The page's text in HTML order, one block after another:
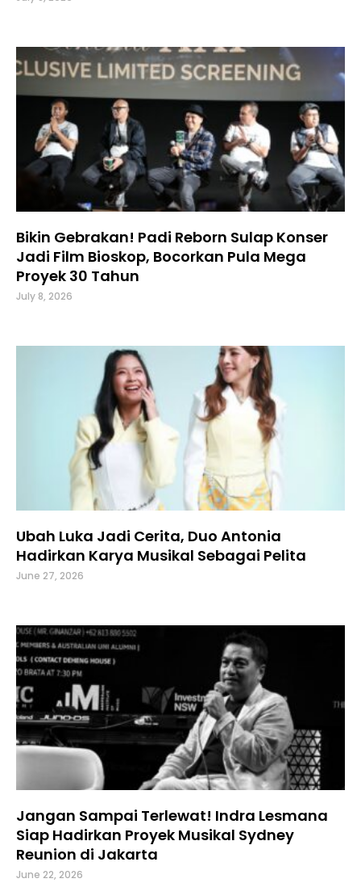
Bikin Gebrakan! Padi Reborn Sulap Konser
Jadi Film Bioskop, Bocorkan Pula Mega
Proyek 30 Tahun
July 8, 2026
Ubah Luka Jadi Cerita, Duo Antonia
Hadirkan Karya Musikal Sebagai Pelita
June 27, 2026
Jangan Sampai Terlewat! Indra Lesmana
Siap Hadirkan Proyek Musikal Sydney
Reunion di Jakarta
June 22, 2026